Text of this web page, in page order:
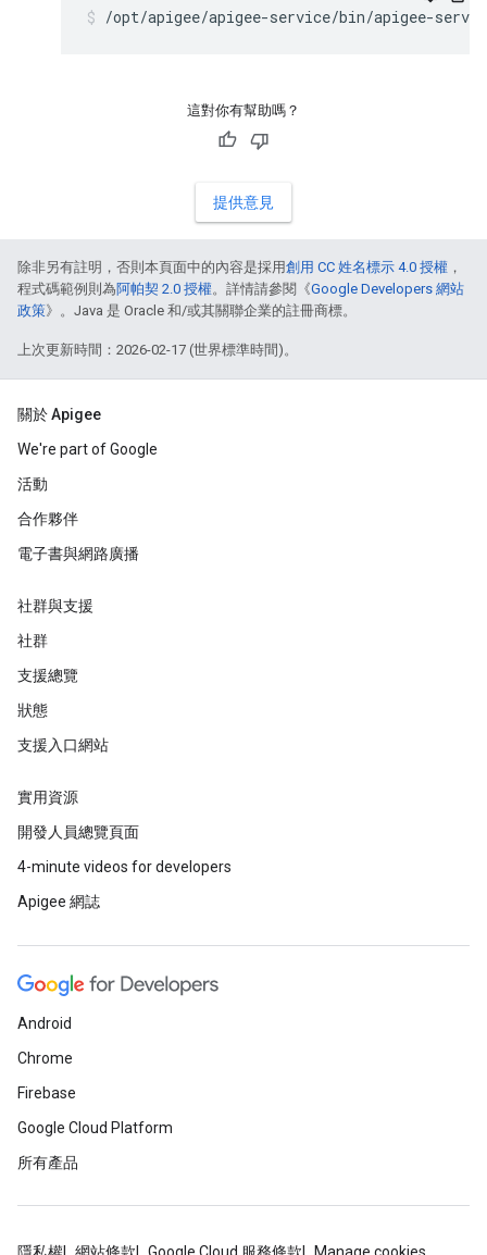
/opt/apigee/apigee-service/bin/apigee-
這對你有幫助嗎？
提供意見
除非另有註明，否則本頁面中的內容是採用創用 CC 姓名標示 4.0 授權 ，
程式碼範例則為阿帕契 2.0 授權。詳情請參閱《Google Developers 網站
政策》。Java 是 Oracle 和/或其關聯企業的註冊商標。
上次更新時間：2026-02-17 (世界標準時間)。
關於 Apigee
We're part of Google
活動
合作夥伴
電子書與網路廣播
社群與支援
社群
支援總覽
狀態
支援入口網站
實用資源
開發人員總覽頁面
4-minute videos for developers
Apigee 網誌
Android
Chrome
Firebase
Google Cloud Platform
所有產品